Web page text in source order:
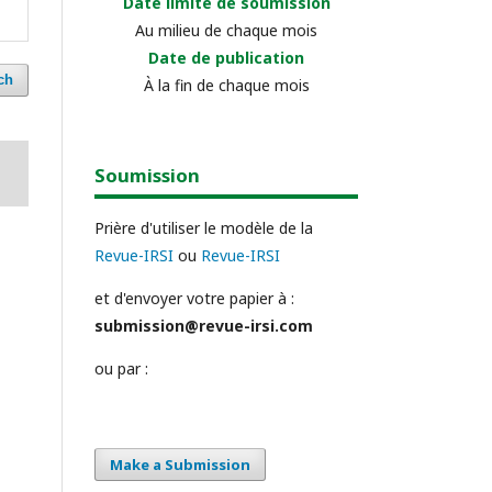
Au milieu de chaque mois
Date de publication
À la fin de chaque mois
Soumission
Prière d'utiliser le modèle de la
Revue-IRSI ou Revue-IRSI
et d'envoyer votre papier à :
submission@revue-irsi.com
ou par :
Make a Submission